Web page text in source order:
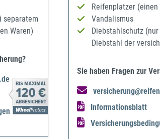
separatem
Waren)
Reifenplatzer (einen
Vandalismus
Diebstahlschutz
Diebstahl der
Sie haben Fragen zur
Informationsblatt